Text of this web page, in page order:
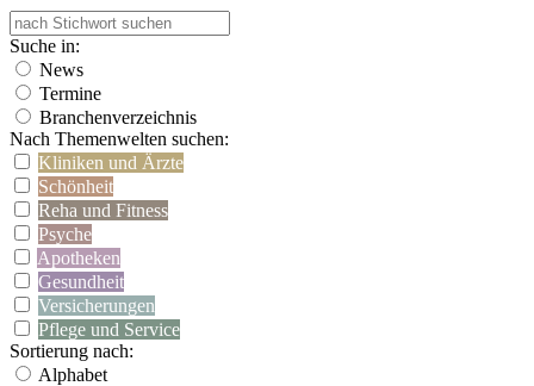
Suche in:
News
Termine
Branchenverzeichnis
Nach Themenwelten suchen:
Kliniken und Ärzte
Schönheit
Reha und Fitness
Psyche
Apotheken
Gesundheit
Versicherungen
Pflege und Service
Sortierung nach:
Alphabet